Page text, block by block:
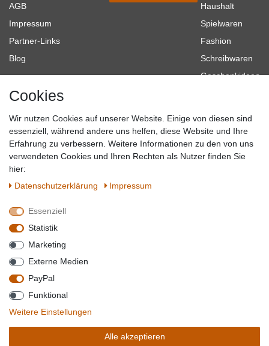
AGB
Impressum
Partner-Links
Blog
Haushalt
Spielwaren
Fashion
Schreibwaren
Geschenkideen
Topmarken
SICHER EINKAUFEN
QUALITÄT
WIR AKZEPTIEREN
*Alle Preise verstehen sich inkl. MwSt. zzgl. Versandkosten. **Gilt für Lieferungen
innerhalb deutschlands, Lieferzeiten für andere Länder entnehmen Sie bitte der
Schaltfäche mit denVersandinformationen. *** Bei den ausgewiesenen Versandkosten
handelt es sich um die StandardVersandkostenfür Deutschland, diese ändern sich je
Cookies
Wir nutzen Cookies auf unserer Website. Einige von diesen sind
essenziell, während andere uns helfen, diese Website und Ihre
Erfahrung zu verbessern. Weitere Informationen zu den von uns
verwendeten Cookies und Ihren Rechten als Nutzer finden Sie
hier:
Daten­schutz­erklärung
Impressum
Essenziell
Statistik
Marketing
Externe Medien
PayPal
Funktional
Weitere Einstellungen
Alle akzeptieren